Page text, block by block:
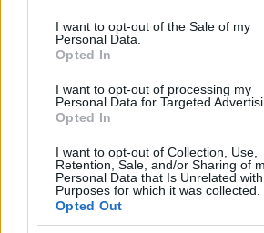
I want to opt-out of the Sale of my
Personal Data.
Opted In
I want to opt-out of processing my
Personal Data for Targeted
Opted In
I want to opt-out of Collection, Use,
Retention, Sale, and/or Sharing of
Personal Data that Is Unrelated
Purposes for which it was collected.
Opted Out
možete učiniti za vaše
ulaganje oko 30 minuta dnevno u
kontrolišete svoju težinu i
dlačice na licu. Budući da
doprinosi prekomjernom rastu
gubitak samo 5% tjelesne težine